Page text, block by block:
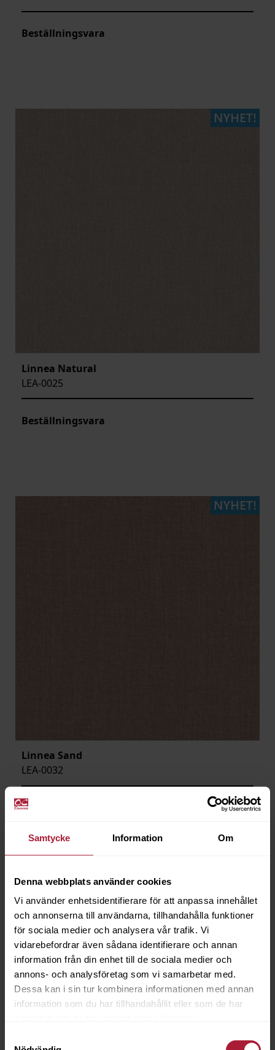
Samtycke Information Om
Denna webbplats använder cookies
Vi använder enhetsidentifierare för att anpassa innehållet
och annonserna till användarna, tillhandahålla funktioner
för sociala medier och analysera vår trafik. Vi
vidarebefordrar även sådana identifierare och annan
information från din enhet till de sociala medier och
annons- och analysföretag som vi samarbetar med.
Dessa kan i sin tur kombinera informationen med annan
information som du har tillhandahållit eller som de har
Beställningsvara
Linnea Natural
LEA-0025
Beställningsvara
Linnea Sand
LEA-0032
Beställningsvara